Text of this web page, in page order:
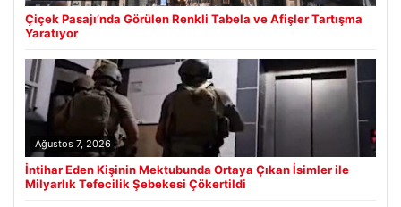
Çiçek Pasajı’nda Görülen Renkli Tabela ve Afişler Tartışma
Yaratıyor
Ağustos 7, 2026
İntihar Eden Kişinin Mektubunda Ortaya Çıkan İsimler ile
Milyarlık Tefecilik Şebekesi Çökertildi